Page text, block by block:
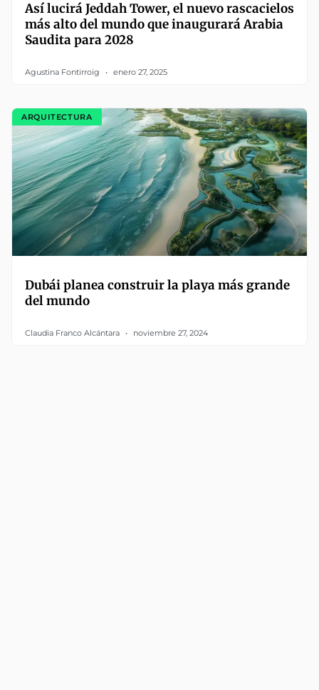
Así lucirá Jeddah Tower, el nuevo rascacielos
más alto del mundo que inaugurará Arabia
Saudita para 2028
Agustina Fontirroig enero 27, 2025
ARQUITECTURA
Dubái planea construir la playa más grande
del mundo
Claudia Franco Alcántara noviembre 27, 2024